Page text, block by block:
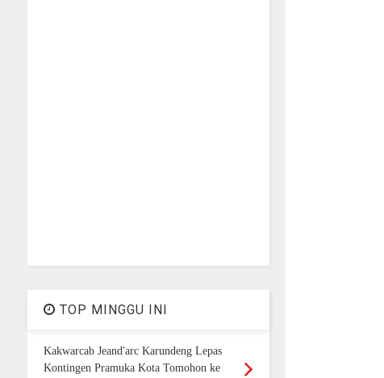
TOP MINGGU INI
Kakwarcab Jeand'arc Karundeng Lepas
Kontingen Pramuka Kota Tomohon ke